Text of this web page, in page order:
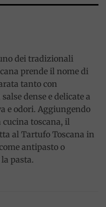
dei tradizionali
prende il nome di
tanto con
dense e delicate a
e odori. Aggiungendo
toscana, il
al Tartufo Toscana in
antipasto o
pasta.